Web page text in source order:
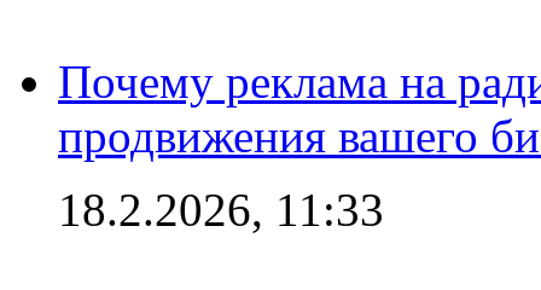
Почему реклама на
продвижения вашего
18.2.2026, 11:33